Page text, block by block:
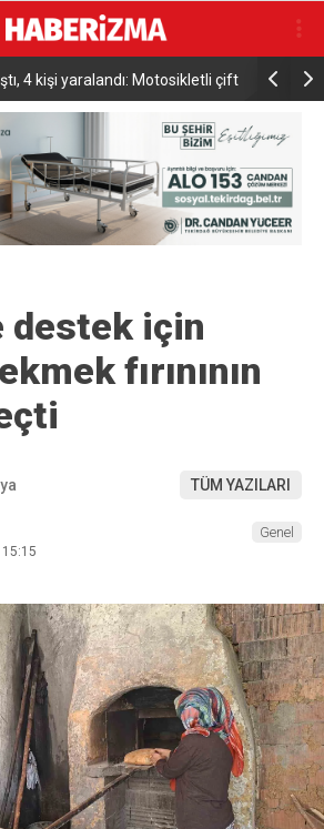
4 kişi yaralandı: Motosikletli çift Türkiye
Altın
destek için
fırınının
TÜM YAZILARI
Genel